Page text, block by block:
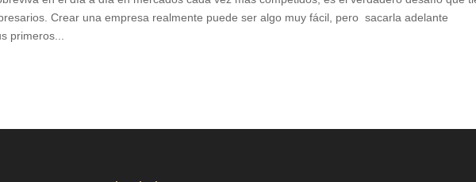
Crear una empresa realmente puede ser algo muy fácil, pero sacarla adelante
primeros...